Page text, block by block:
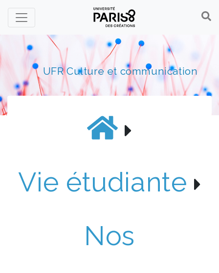
Panneau de gestion des cookies
UFR Culture et communication
Vie étudiante
Nos